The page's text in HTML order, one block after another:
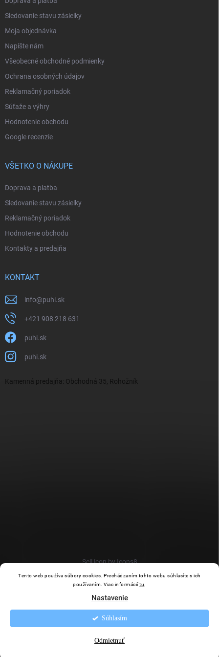
Tento web používa súbory cookies. Prechádzaním tohto webu súhlasíte s ich
používaním. Viac informáciítu
Nastavenie
Odmietnuť
Súhlasím
Sledovanie stavu zásielky
Moja objednávka
Napíšte nám
Všeobecné obchodné podmienky
Ochrana osobných údajov
Reklamačný poriadok
Súťaže a výhry
Hodnotenie obchodu
Google recenzie
VŠETKO O NÁKUPE
Doprava a platba
Sledovanie stavu zásielky
Reklamačný poriadok
Hodnotenie obchodu
Kontakty a predajňa
KONTAKT
info@puhi.sk
+421 908 218 631
puhi.sk
puhi.sk
Kamenná predajňa: Obchodná 35, Rohožník
Sell icon by Icons8
Vytvoril Shoptet
. Všetky práva vyhradené.
cookies